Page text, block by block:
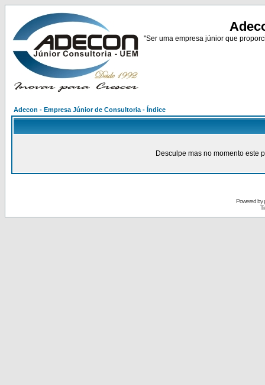
"Ser uma empresa júnior que
Adecon - Empresa Júnior de Consultoria - Índice
Desculpe mas no momento este
Powered by